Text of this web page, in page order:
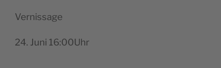
Ver­nis­sage
24. Juni 16:00Uhr